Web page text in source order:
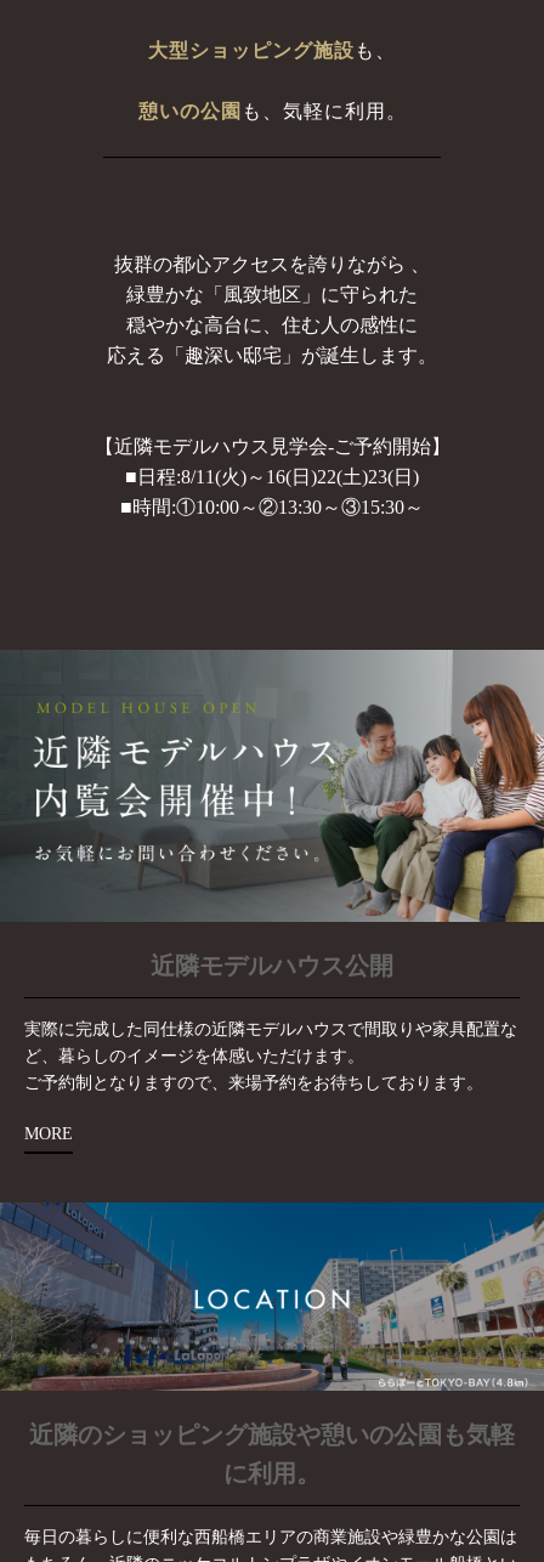
大型ショッピング施設 も、
憩いの公園 も、気軽に利用。
抜群の都心アクセスを誇りながら 、
緑豊かな「風致地区」に守られた
穏やかな高台に、住む人の感性に
応える「趣深い邸宅」が誕生します。
【近隣モデルハウス見学会-ご予約開始】
■日程:8/11(火)～16(日)22(土)23(日)
■時間:①10:00～②13:30～③15:30～
近隣モデルハウス公開
実際に完成した同仕様の近隣モデルハウスで間取りや家具配置な
ど、暮らしのイメージを体感いただけます。
ご予約制となりますので、来場予約をお待ちしております。
MORE
近隣のショッピング施設や憩いの公園も気軽
に利用。
毎日の暮らしに便利な西船橋エリアの商業施設や緑豊かな公園は